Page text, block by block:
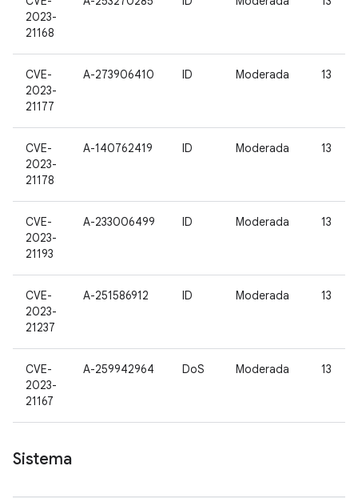
2023-
21168
CVE-
2023-
21177
A-273906410 ID Moderada 13
CVE-
2023-
21178
A-140762419 ID Moderada 13
CVE-
2023-
21193
A-233006499 ID Moderada 13
CVE-
2023-
21237
A-251586912 ID Moderada 13
CVE-
2023-
21167
A-259942964 DoS Moderada 13
Sistema